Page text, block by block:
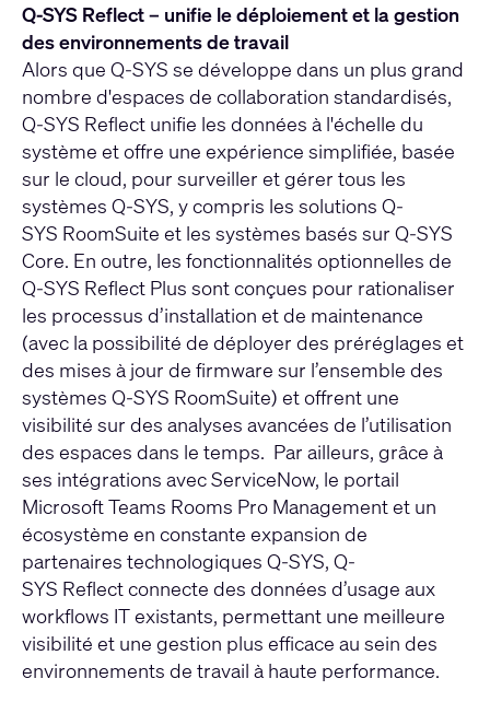
Q-SYS Reflect – unifie le déploiement et la gestion
des environnements de travail
Alors que Q‑SYS se développe dans un plus grand
nombre d'espaces de collaboration standardisés,
Q-SYS Reflect unifie les données à l'échelle du
système et offre une expérience simplifiée, basée
sur le cloud, pour surveiller et gérer tous les
systèmes Q-SYS, y compris les solutions Q-
SYS RoomSuite et les systèmes basés sur Q‑SYS
Core. En outre, les fonctionnalités optionnelles de
Q-SYS Reflect Plus sont conçues pour rationaliser
les processus d’installation et de maintenance
(avec la possibilité de déployer des préréglages et
des mises à jour de firmware sur l’ensemble des
systèmes Q-SYS RoomSuite) et offrent une
visibilité sur des analyses avancées de l’utilisation
des espaces dans le temps. Par ailleurs, grâce à
ses intégrations avec ServiceNow, le portail
Microsoft Teams Rooms Pro Management et un
écosystème en constante expansion de
partenaires technologiques Q-SYS, Q-
SYS Reflect connecte des données d’usage aux
workflows IT existants, permettant une meilleure
visibilité et une gestion plus efficace au sein des
environnements de travail à haute performance.